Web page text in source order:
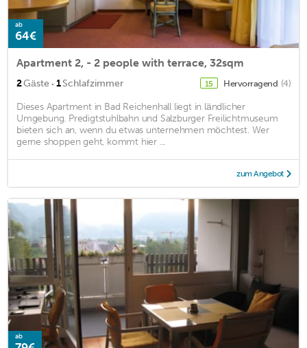
ab
64€
Apartment 2, - 2 people with terrace, 32sqm
2Gäste · 1Schlafzimmer 15 Hervorragend (4)
Dieses Apartment in Bad Reichenhall liegt in ländlicher
Umgebung. Predigtstuhlbahn und Salzburger Freilichtmuseum
bieten sich an, wenn du etwas unternehmen möchtest. Wer
gerne shoppen geht, kommt hier ...
zum Angebot
ab